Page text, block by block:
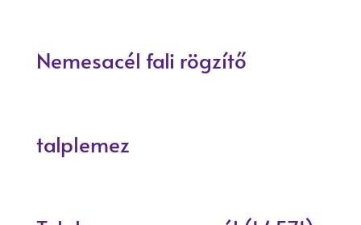
Nemesacél fali rögzítő
talplemez